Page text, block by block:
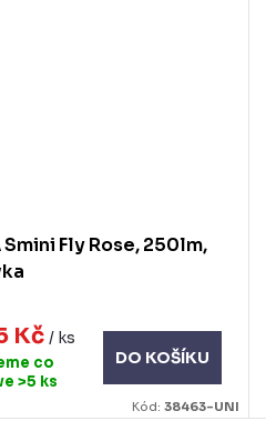
Smini Fly Rose, 250lm,
Kč/ ks
co
>5 ks
DO KOŠÍKU
Kód: 38463-UNI